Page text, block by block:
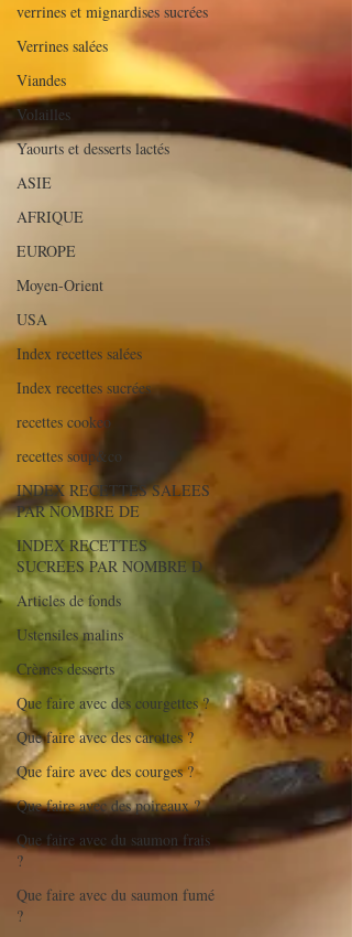
verrines et mignardises sucrées
Verrines salées
Viandes
Volailles
Yaourts et desserts lactés
ASIE
AFRIQUE
EUROPE
Moyen-Orient
USA
Index recettes salées
Index recettes sucrées
recettes cookeo
recettes soup&co
INDEX RECETTES SALEES
PAR NOMBRE DE
INDEX RECETTES
SUCREES PAR NOMBRE D
Articles de fonds
Ustensiles malins
Crèmes desserts
Que faire avec des courgettes ?
Que faire avec des carottes ?
Que faire avec des courges ?
Que faire avec des poireaux ?
Que faire avec du saumon frais
?
Que faire avec du saumon fumé
?